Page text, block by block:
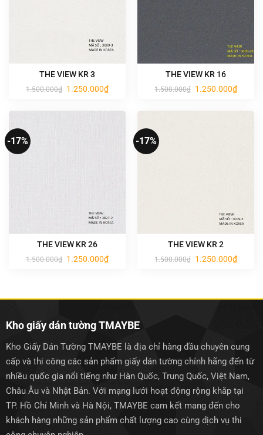
THE VIEW KR 3
1.500.000₫ Giá
1.500.000₫.
1.250.000₫Giá
hiện
là:
THE VIEW KR 16
1.500.000₫ Giá
1.500.000₫.
1.250.000₫Giá
hiện
là:
-17%
THE VIEW KR 26
1.500.000₫ Giá
1.250.000₫Giá
hiện
-17%
THE VIEW KR 2
1.500.000₫ Giá
1.250.000₫Giá
hiện
Kho giấy dán tường TMAYBE
Kho Giấy Dán Tường TMAYBE là địa chỉ hàng đầu chuyên cung
cấp và thi công các sản phẩm giấy dán tường chính hãng đến từ
nhiều quốc gia nổi tiếng như Hàn Quốc, Trung Quốc, Việt Nam,
Châu Âu và Nhật Bản. Với mạng lưới hoạt động rộng khắp tại
TP. Hồ Chí Minh và Hà Nội, TMAYBE cam kết mang đến cho
khách hàng những sản phẩm chất lượng cao cùng dịch vụ thi